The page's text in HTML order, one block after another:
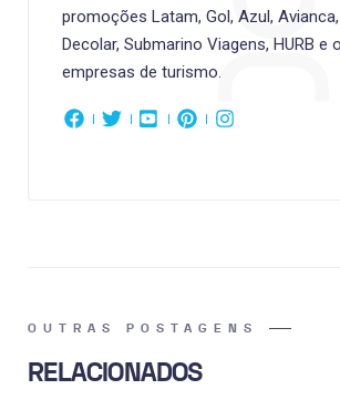
promoções Latam, Gol, Azul, Avianca,
Decolar, Submarino Viagens, HURB e
empresas de turismo.
OUTRAS POSTAGENS
RELACIONADOS